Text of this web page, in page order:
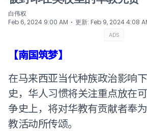
白伟权
Feb 6, 2024 9:00 AM ⋅ 更新: Feb 9, 2024 4:08
ADS
【南国筑梦】
在马来西亚当代种族政治影响
史，华人习惯将关注重点放在
争史上，将对华教有贡献者奉
教活动所传颂。